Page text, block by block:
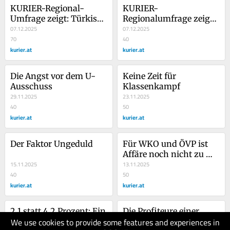
We use cookies to provide some features and experiences in
KURIER-Regional-
Umfrage zeigt: Türkis-
Rot-Pink fehlt die
Zukunftserzählung
07.12.2025
70
kurier.at
KURIER-
Regionalumfrage zeigt:
Türkis-Rot-Pink fehlt
die Zukunftserzählung
07.12.2025
40
kurier.at
Die Angst vor dem U-
Ausschuss
29.11.2025
40
kurier.at
Keine Zeit für
Klassenkampf
23.11.2025
50
kurier.at
Der Faktor Ungeduld
15.11.2025
40
kurier.at
Für WKO und ÖVP ist
Affäre noch nicht zu
Ende
13.11.2025
50
kurier.at
2,1 statt 4,2 Prozent: Ein
wichtiger Schritt
Die Profiteure einer
Wackelpolitik